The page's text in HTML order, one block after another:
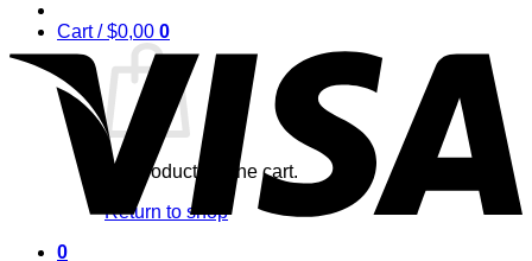
Cart /$0,00 0
No products in the cart.
Return to shop
0